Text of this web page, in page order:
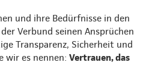
und ihre Bedürfnisse in den
Verbund seinen Ansprüchen
Transparenz, Sicherheit und
wir es nennen: Vertrauen, das